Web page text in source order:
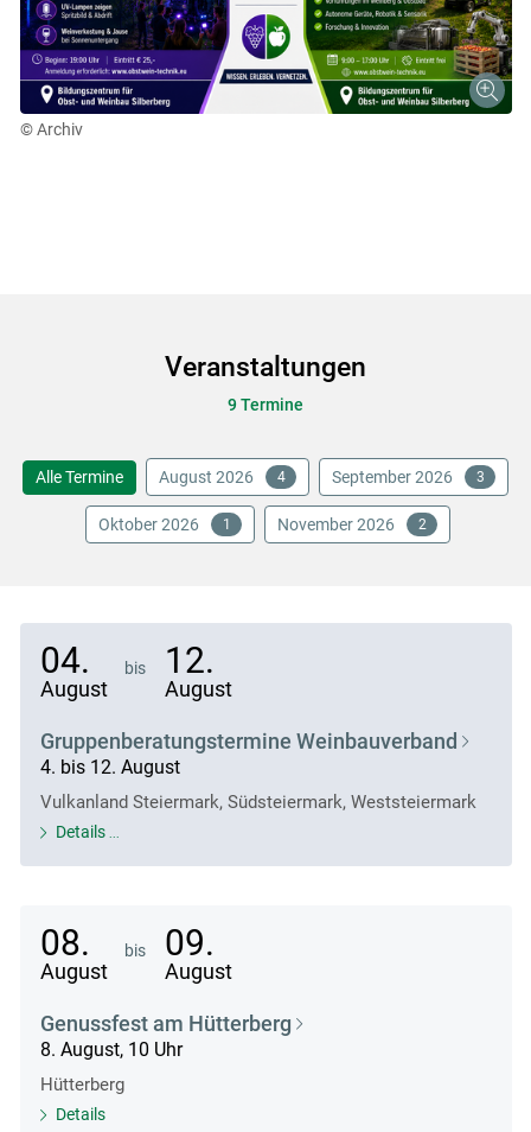
© Archiv
Veranstaltungen
9 Termine
Alle Termine August 2026 4 September 2026 3
Oktober 2026 1 November 2026 2
04.
August
bis 12.
August
Gruppenberatungstermine Weinbauverband
4. bis 12. August
Vulkanland Steiermark, Südsteiermark, Weststeiermark
Details
08.
August
bis 09.
August
Genussfest am Hütterberg
8. August, 10 Uhr
Hütterberg
Details